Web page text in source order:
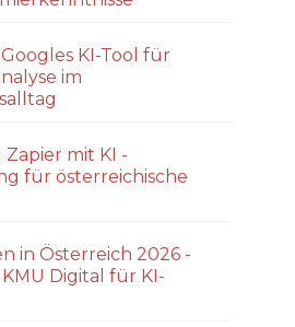
KI-Tool für
im
mit KI -
für österreichische
in Österreich 2026 -
KMU Digital für KI-